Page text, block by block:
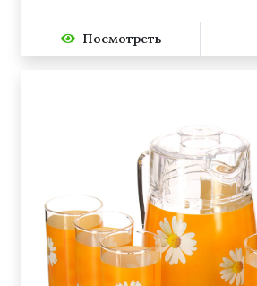
Посмотреть